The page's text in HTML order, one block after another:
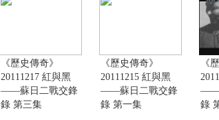
《歷史傳奇》
20111217 紅與黑
——蘇日二戰交鋒
錄 第三集
《歷史傳奇》
20111215 紅與黑
——蘇日二戰交鋒
錄 第一集
《
——
錄